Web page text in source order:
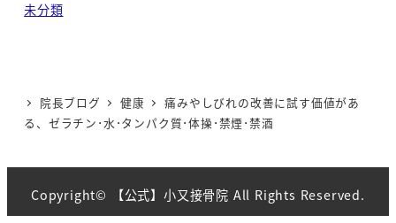
未分類
院長ブログ 健康
痛みやしびれの改善に試す価値があ
る、ゼラチン･水･タンパク質･体操･禁煙･禁酒
Copyright© 【公式】小又接骨院 All Rights Reserved.